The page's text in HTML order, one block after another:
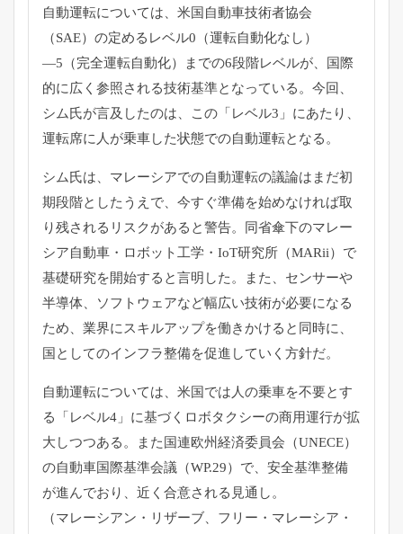
自動運転については、米国自動車技術者協会
（SAE） の定めるレベル0（運転自動化なし）
―5（完全運転自動化）
までの6段階レベルが、
国際
的に広く参照される技術基準となっている。今回、
シム氏が言及したのは、この「レベル3」にあたり、
運転席に人が乗車した状態での自動運転となる。
シム氏は、 マレーシアでの自動運転の議論はまだ初
期段階としたうえで、 今すぐ準備を始めなければ取
り残されるリスクがあると警告。
同省傘下のマレー
シア自動車・ロボット工学・IoT研究所（MARii）で
基礎研究を開始すると言明した。また、 センサーや
半導体、
ソフトウェアなど幅広い技術が必要になる
ため、 業界にスキルアップを働きかけると同時に、
国としてのインフラ整備を促進していく方針だ。
自動運転については、米国では人の乗車を不要とす
る「レベル4」 に基づくロボタクシーの商用運行が拡
大しつつある。
また国連欧州経済委員会（UNECE）
の自動車国際基準会議（WP.29）で、安全基準整備
が進んでおり、 近く合意される見通し。
（マレーシアン・リザーブ、フリー・マレーシア・